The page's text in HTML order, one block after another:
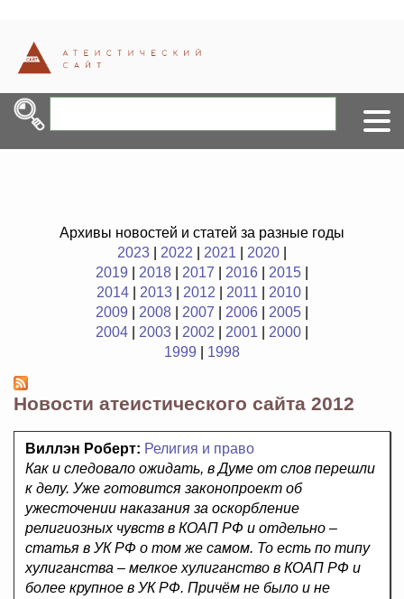
Архивы новостей и статей за разные годы
2023
2022 2021 2020
2019
2018 2017 2016 2015
2014| 2013| 2012 2011 2010|
2009
2008 2007 2006 2005
2004
2003 2002 2001 2000
1999
1998
Новости атеистического сайта 2012
Виллэн Роберт: Религия и право
Как и следовало ожидать, в Думе от слов перешли
к делу. Уже готовится законопроект об
ужесточении наказания за оскорбление
религиозных чувств в КОАП РФ и отдельно –
статья в УК РФ о том же самом. То есть по типу
хулиганства – мелкое хулиганство в КОАП РФ и
более крупное в УК РФ. Причём не было и не